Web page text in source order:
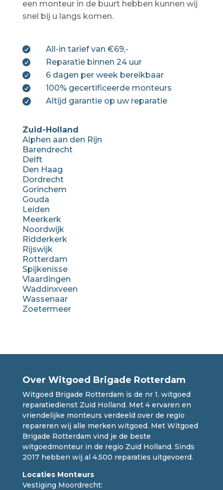
een monteur in de buurt hebben kunnen wij
snel bij u langs komen.
 All-in tarief van €69,-
 Reparatie binnen 24 uur
 6 dagen per week bereikbaar
 100% gecertificeerde monteurs
 Altijd garantie op uw reparatie
Zuid-Holland
Alphen aan den Rijn
Barendrecht
Delft
Den Haag
Dordrecht
Gorinchem
Gouda
Leiden
Meerkerk
Noordwijk
Ridderkerk
Rijswijk
Rotterdam
Spijkenisse
Vlaardingen
Waddinxveen
Wassenaar
Zoetermeer
Over Witgoed Brigade Rotterdam
Witgoed Brigade Rotterdam is de nr 1. witgoed
reparatiedienst Zuid Holland. Met 4 ervaren en
vriendelijke monteurs verdeeld over de regio
repareren wij alle merken witgoed. Met Witgoed
Brigade Rotterdam vind je de beste
witgoedmonteur in de regio Zuid Holland. Sinds
2017 hebben wij al 4.500 reparaties uitgevoerd.
Locaties Monteurs
Vestiging Moordrecht: